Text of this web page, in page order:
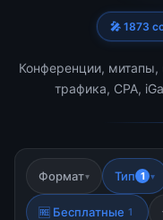
🎤 1873
Конференции,
трафика, CPA,
Формат▾ Тип 1 ▾
🆓 Бесплатные 1